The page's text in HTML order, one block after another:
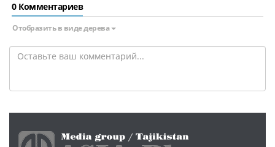
0 Комментариев
Отобразить в виде дерева